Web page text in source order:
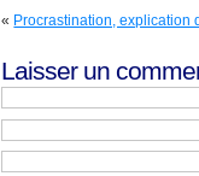
« Procrastination,
Laisser un